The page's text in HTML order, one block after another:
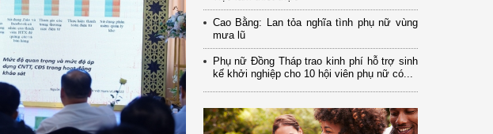
Cao Bằng: Lan tỏa nghĩa tình phụ nữ vùng
mưa lũ
Phụ nữ Đồng Tháp trao kinh phí hỗ trợ sinh
kế khởi nghiệp cho 10 hội viên phụ nữ có...